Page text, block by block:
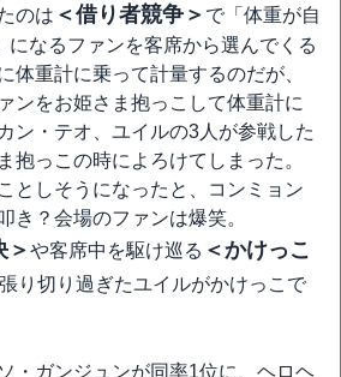
のは ＜借り者競争＞ で「体重が自
になるファンを客席から選んでくる
体重計に乗って計量するのだが、
ンをお姫さま抱っこして体重計に
ン・テオ、ユイルの3人が参戦した
抱っこの時によろけてしまった。
としそうになったと、コンミョン
き？会場のファンは爆笑。
＞や客席中を駆け巡る ＜かけっこ
り切り過ぎたユイルがかけっこで
・ガンジュンが同率1位に、ヘロヘ